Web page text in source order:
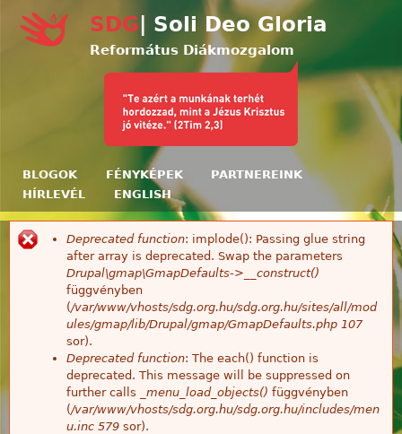
Ugrás a tartalomra
SDG | Soli Deo Gloria
Református Diákmozgalom
BLOGOK FÉNYKÉPEK
PARTNEREINK
HÍRLEVÉL
ENGLISH
Hibaüzenet
Deprecated function: implode(): Passing glue string
after array is deprecated. Swap the parameters
Drupal\gmap\GmapDefaults->__construct()
függvényben
(/var/www/vhosts/sdg.org.hu/sdg.org.hu/sites/all/mod
ules/gmap/lib/Drupal/gmap/GmapDefaults.php 107
sor).
Deprecated function: The each() function is
deprecated. This message will be suppressed on
further calls
_menu_load_objects() függvényben
(/var/www/vhosts/sdg.org.hu/sdg.org.hu/includes/men
u.inc 579 sor).